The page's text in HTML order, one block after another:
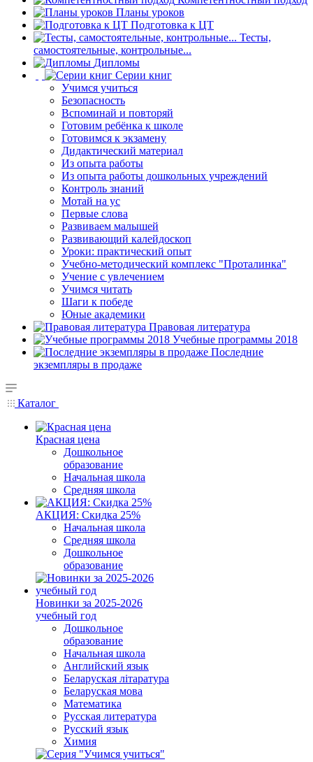
Планы уроков
Подготовка к ЦТ
Тесты,
самостоятельные, контрольные...
Дипломы
Серии книг
Учимся учиться
Безопасность
Вспоминай и повторяй
Готовим ребёнка к школе
Готовимся к экзамену
Дидактический материал
Из опыта работы
Из опыта работы дошкольных учреждений
Контроль знаний
Мотай на ус
Первые слова
Развиваем малышей
Развивающий калейдоскоп
Уроки: практический опыт
Учебно-методический комплекс "Проталинка"
Учение с увлечением
Учимся читать
Шаги к победе
Юные академики
Правовая литература
Учебные программы 2018
Последние
экземпляры в продаже
Каталог
Красная цена
Дошкольное
образование
Начальная школа
Средняя школа
АКЦИЯ: Скидка 25%
Начальная школа
Средняя школа
Дошкольное
образование
Новинки за 2025-2026
учебный год
Дошкольное
образование
Начальная школа
Английский язык
Беларуская літаратура
Беларуская мова
Математика
Русская литература
Русский язык
Химия